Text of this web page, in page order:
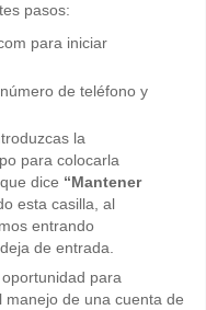
pasos:
para iniciar
de teléfono y
la
para colocarla
dice “Mantener
esta casilla, al
entrando
de entrada.
para
de una cuenta de